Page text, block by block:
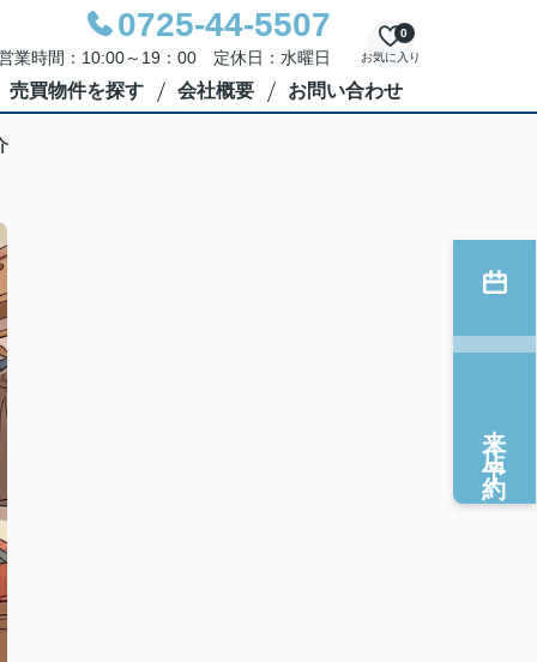
0725-44-5507
業時間：10:00～19：00 定休日：水曜日 お気に入り
0
売買物件を探す 会社概要 お問い合わせ
来店予約